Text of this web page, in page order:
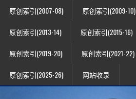
原创索引(2007-08) 原创索引(2009-10)
原创索引(2013-14) 原创索引(2015-16)
原创索引(2019-20) 原创索引(2021-22)
原创索引(2025-26) 网站收录